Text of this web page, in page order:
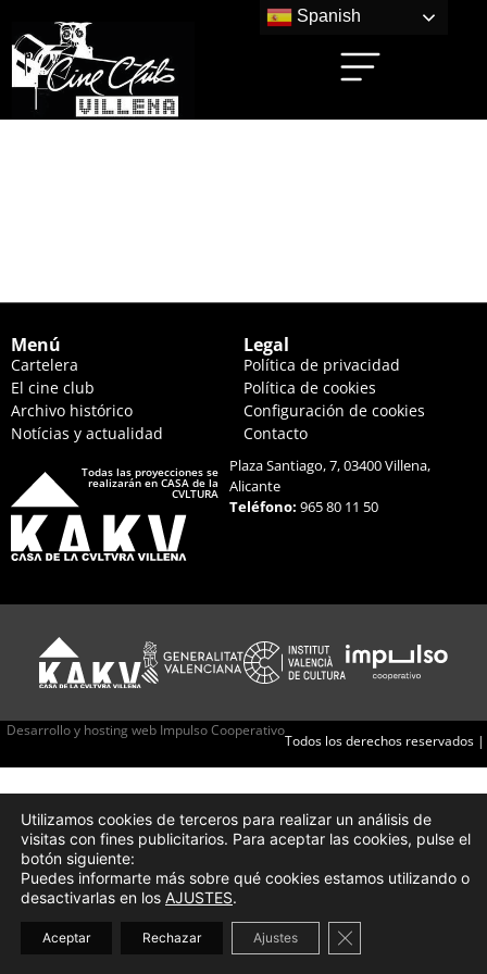
Menú
Cartelera
El cine club
Archivo histórico
Notícias y actualidad
Legal
Política de privacidad
Política de cookies
Configuración de cookies
Contacto
Todas las proyecciones se
realizarán en CASA de la
CVLTURA
Plaza Santiago, 7, 03400 Villena,
Alicante
Teléfono:965 80 11 50
Todos los derechos reservados |
Desarrollo y hosting web Impulso Cooperativo
Spanish
Utilizamos cookies de terceros para realizar un análisis de
visitas con fines publicitarios. Para aceptar las cookies, pulse el
botón siguiente:
Puedes informarte más sobre qué cookies estamos utilizando o
desactivarlas en los AJUSTES.
Aceptar Rechazar Ajustes Cerrar el banner de